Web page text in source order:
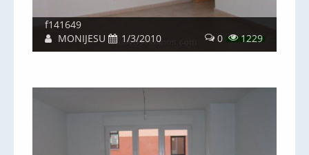
f141649
MONIJESU
1/3/2010 0 1229